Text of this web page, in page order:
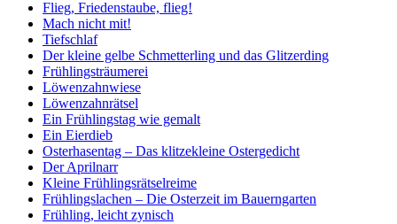
Flieg, Friedenstaube, flieg!
Mach nicht mit!
Tiefschlaf
Der kleine gelbe Schmetterling und das Glitzerding
Frühlingsträumerei
Löwenzahnwiese
Löwenzahnrätsel
Ein Frühlingstag wie gemalt
Ein Eierdieb
Osterhasentag – Das klitzekleine Ostergedicht
Der Aprilnarr
Kleine Frühlingsrätselreime
Frühlingslachen – Die Osterzeit im Bauerngarten
Frühling, leicht zynisch